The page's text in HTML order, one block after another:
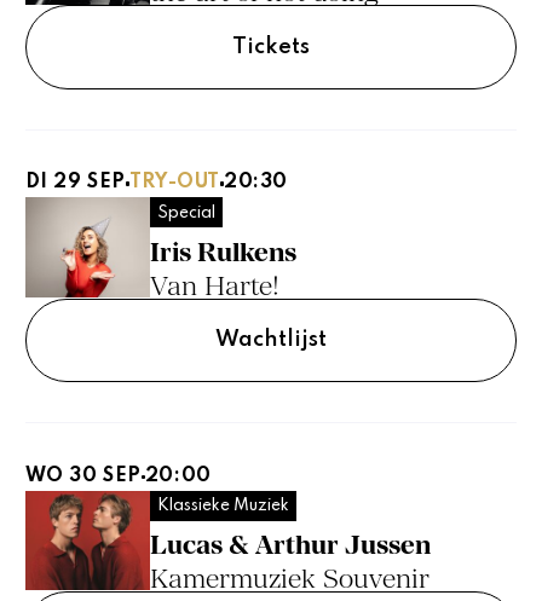
Tickets
Iris Rulkens
Van Harte!
Special
Wachtlijst
DI 29 SEP TRY-OUT 20:30
Lucas & Arthur Jussen
Kamermuziek Souvenir
Klassieke Muziek
WO 30 SEP 20:00